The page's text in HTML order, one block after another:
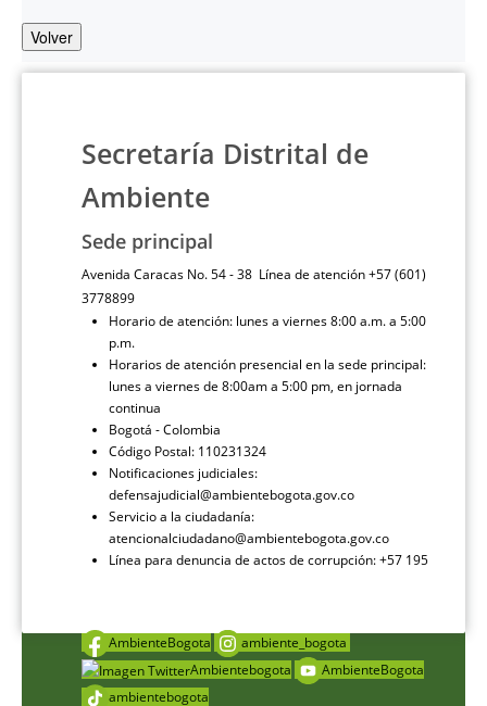
Volver
Secretaría Distrital de
Ambiente
Sede principal
Avenida Caracas No. 54 - 38 Línea de atención +57 (601)
3778899
Horario de atención: lunes a viernes 8:00 a.m. a 5:00
p.m.
Horarios de atención presencial en la sede principal:
lunes a viernes de 8:00am a 5:00 pm, en jornada
continua
Bogotá - Colombia
Código Postal: 110231324
Notificaciones judiciales:
defensajudicial@ambientebogota.gov.co
Servicio a la ciudadanía:
atencionalciudadano@ambientebogota.gov.co
Línea para denuncia de actos de corrupción: +57 195
AmbienteBogota
ambiente_bogota
Ambientebogota
AmbienteBogota
ambientebogota